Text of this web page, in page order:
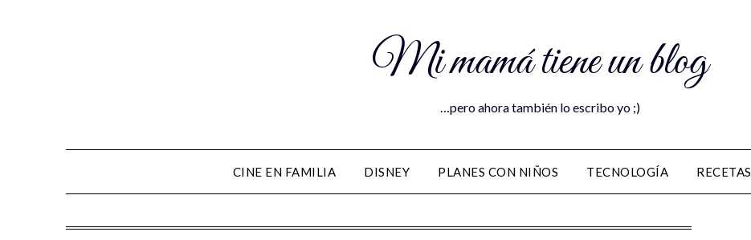
Mi mamá tiene un blog
…pero ahora también lo escribo yo ;)
CINE EN FAMILIA DISNEY PLANES CON NIÑOS TECNOLOGÍA RECETAS